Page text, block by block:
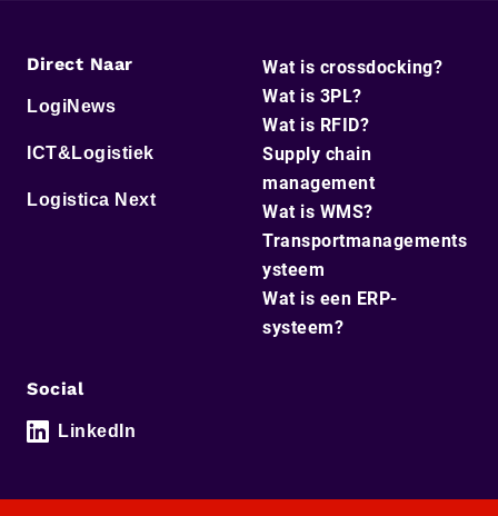
Direct Naar
LogiNews
ICT&Logistiek
Logistica Next
Wat is crossdocking?
Wat is 3PL?
Wat is RFID?
Supply chain
management
Wat is WMS?
Transportmanagements
ysteem
Wat is een ERP-
systeem?
Social
LinkedIn